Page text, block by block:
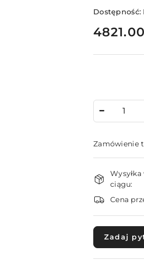
Dostępność:
cena:
4821.00
Zamówienie
i
dostawa
Wysyłka
ciągu:
Cena
Zadaj